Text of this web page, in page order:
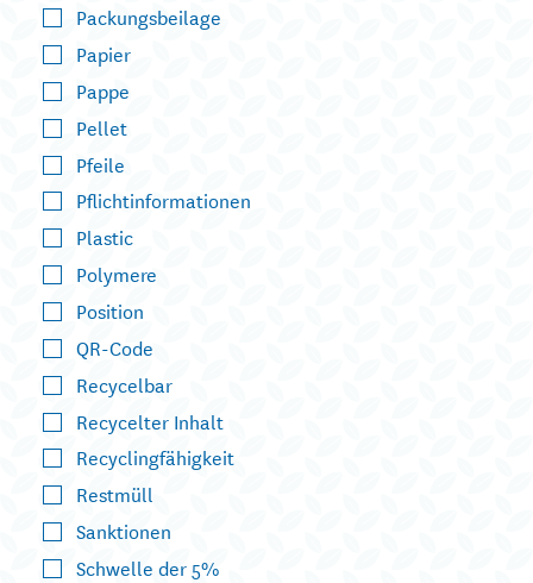
Packungsbeilage
Papier
Pappe
Pellet
Pfeile
Pflichtinformationen
Plastic
Polymere
Position
QR-Code
Recycelbar
Recycelter Inhalt
Recyclingfähigkeit
Restmüll
Sanktionen
Schwelle der 5%